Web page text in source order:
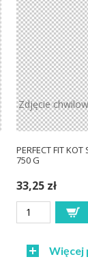
Zdjęcie
PERFECT FIT KOT
750 G
33,25 zł
Więcej